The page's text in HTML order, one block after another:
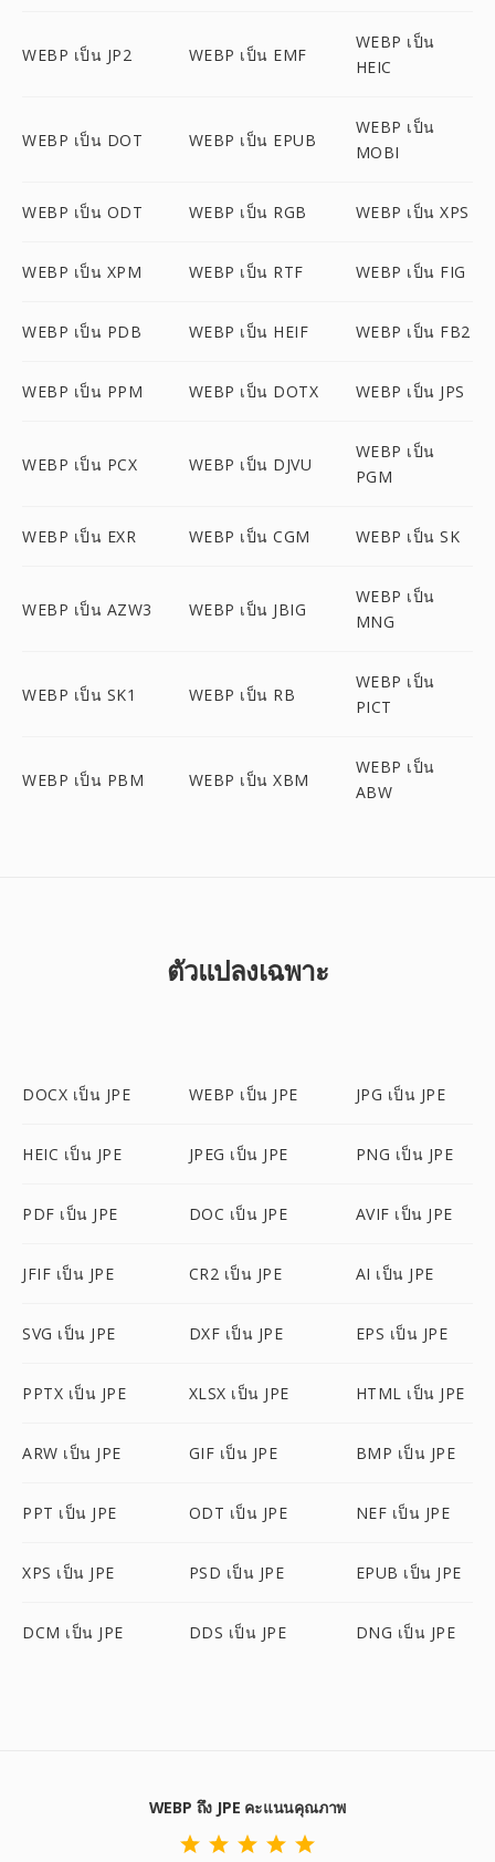
WEBP เป็น JP2 WEBP เป็น EMF
WEBP เป็น
HEIC
WEBP เป็น DOT WEBP เป็น EPUB
WEBP เป็น
MOBI
WEBP เป็น ODT WEBP เป็น RGB WEBP เป็น XPS
WEBP เป็น XPM WEBP เป็น RTF WEBP เป็น FIG
WEBP เป็น PDB WEBP เป็น HEIF WEBP เป็น FB2
WEBP เป็น PPM WEBP เป็น DOTX WEBP เป็น JPS
WEBP เป็น PCX WEBP เป็น DJVU
WEBP เป็น
PGM
WEBP เป็น EXR WEBP เป็น CGM WEBP เป็น SK
WEBP เป็น AZW3 WEBP เป็น JBIG
WEBP เป็น
MNG
WEBP เป็น SK1 WEBP เป็น RB
WEBP เป็น
PICT
WEBP เป็น PBM WEBP เป็น XBM
WEBP เป็น
ABW
ตัวแปลงเฉพาะ
DOCX เป็น JPE WEBP เป็น JPE JPG เป็น JPE
HEIC เป็น JPE JPEG เป็น JPE PNG เป็น JPE
PDF เป็น JPE DOC เป็น JPE AVIF เป็น JPE
JFIF เป็น JPE CR2 เป็น JPE AI เป็น JPE
SVG เป็น JPE DXF เป็น JPE EPS เป็น JPE
PPTX เป็น JPE XLSX เป็น JPE HTML เป็น JPE
ARW เป็น JPE GIF เป็น JPE BMP เป็น JPE
PPT เป็น JPE ODT เป็น JPE NEF เป็น JPE
XPS เป็น JPE PSD เป็น JPE EPUB เป็น JPE
DCM เป็น JPE DDS เป็น JPE DNG เป็น JPE
WEBP ถึง JPE คะแนนคุณภาพ